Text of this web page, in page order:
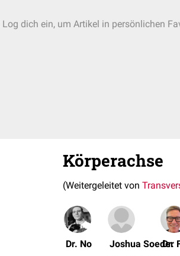
Log dich ein, um Artikel in persönlichen
Körperachse
(Weitergeleitet von
Dr. No Joshua Soeder
Dr.